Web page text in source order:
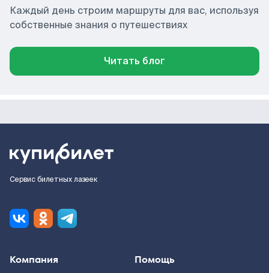
Каждый день строим маршруты для вас, используя
собственные знания о путешествиях
Читать блог
Сервис билетных лазеек
Компания Помощь